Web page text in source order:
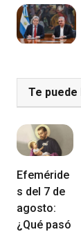
Te
Efeméride
s del 7 de
agosto:
¿Qué pasó